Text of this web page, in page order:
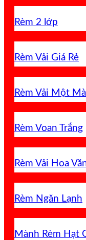
Rèm 2 lớp
Rèm Vải Giá Rẻ
Rèm Vải Một
Rèm Voan Trắng
Rèm Vải Hoa
Rèm Ngăn Lạnh
Mành Rèm Hạt